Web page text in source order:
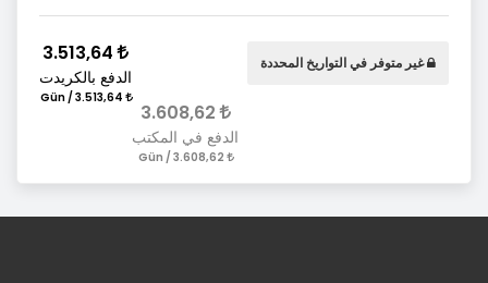
3.608,62
الدفع في المكتب
3.513,64
الدفع بالكريدت
غير متوفر في التواريخ المحددة